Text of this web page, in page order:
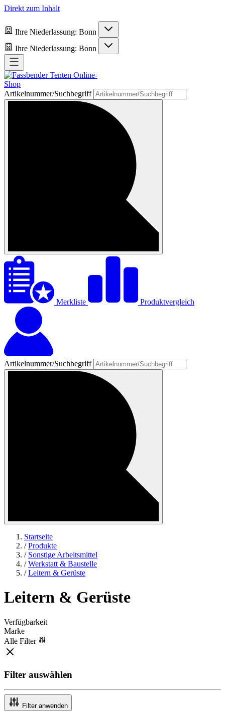
Direkt zum Inhalt
Ihre Niederlassung: Bonn
Ihre Niederlassung: Bonn
Artikelnummer/Suchbegriff
Merkliste Produktvergleich
Artikelnummer/Suchbegriff
Startseite
/ Produkte
/ Sonstige Arbeitsmittel
/ Werkstatt & Baustelle
/ Leitern & Gerüste
Leitern & Gerüste
Verfügbarkeit
Marke
Alle Filter
Filter auswählen
Filter anwenden